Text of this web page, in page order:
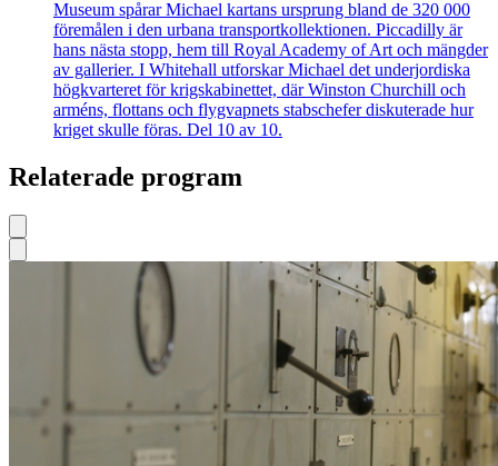
Museum spårar Michael kartans ursprung bland de 320 000
föremålen i den urbana transportkollektionen. Piccadilly är
hans nästa stopp, hem till Royal Academy of Art och mängder
av gallerier. I Whitehall utforskar Michael det underjordiska
högkvarteret för krigskabinettet, där Winston Churchill och
arméns, flottans och flygvapnets stabschefer diskuterade hur
kriget skulle föras. Del 10 av 10.
Relaterade program